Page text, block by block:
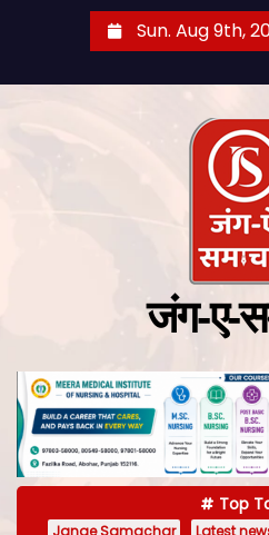
Sun. Aug 9th,
जंग-ए-
Top